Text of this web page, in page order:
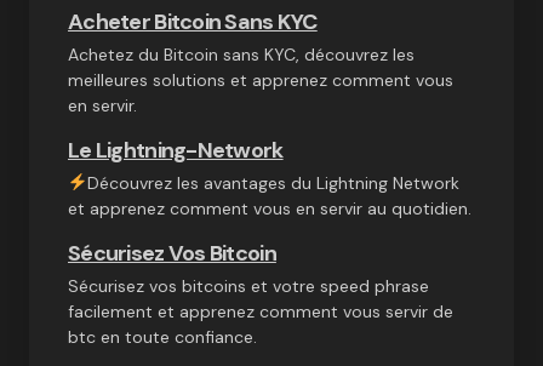
Acheter Bitcoin Sans KYC
Achetez du Bitcoin sans KYC, découvrez les
meilleures solutions et apprenez comment vous
en servir.
Le Lightning-Network
Découvrez les avantages du Lightning Network
et apprenez comment vous en servir au quotidien.
Sécurisez Vos Bitcoin
Sécurisez vos bitcoins et votre speed phrase
facilement et apprenez comment vous servir de
btc en toute confiance.